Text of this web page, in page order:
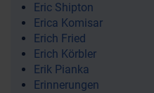
Eric Shipton
Erica Komisar
Erich Fried
Erich Körbler
Erik Pianka
Erinnerungen